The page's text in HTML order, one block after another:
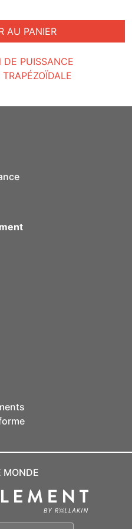
DE PUISSANCE
TRAPÉZOÏDALE
AU PANIER
MONDE